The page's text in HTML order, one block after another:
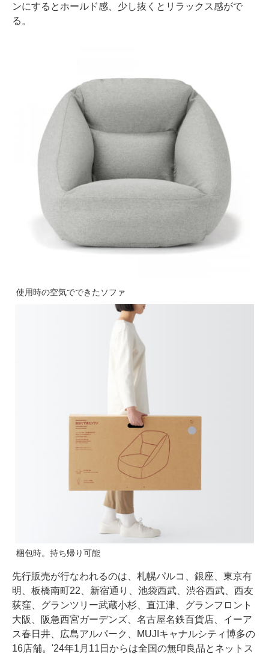
ンにするとホールド感、少し抜くとリラックス感がで
る。
使用時の空気でできたソファ
梱包時。持ち帰り可能
先行販売が行なわれるのは、札幌パルコ、銀座、東京有
明、板橋南町22、新宿通り、池袋西武、渋谷西武、西友
荻窪、グランツリー武蔵小杉、直江津、グランフロント
大阪、阪急西宮ガーデンズ、名古屋名鉄百貨店、イーア
ス春日井、広島アルパーク、MUJIキャナルシティ博多の
16店舗。'24年1月11日からは全国の無印良品とネットス